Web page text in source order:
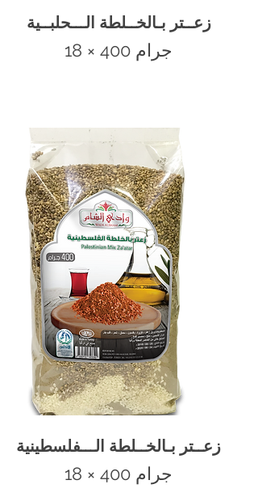
زعــتر بـالخــلطة الـــحلبــية
18 × 400 جرام
زعــتر بـالخــلطة الـــفلسطينية
18 × 400 جرام